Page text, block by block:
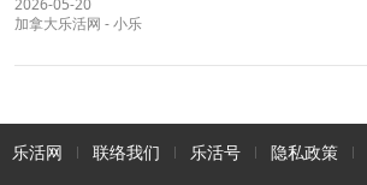
2026-05-20
加拿大乐活网 -小乐
乐活网 联络我们 乐活号 隐私政策